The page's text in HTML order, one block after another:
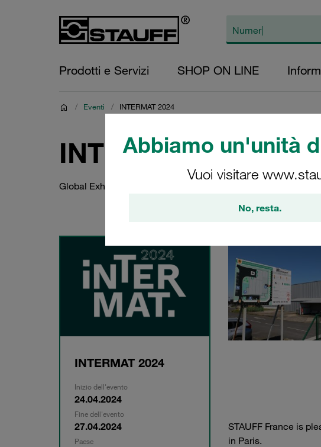
Abbiamo un'unità
Vuoi visitare
No, resta.
Prodotti e Servizi SHOP ON LINE
/ Eventi / INTERMAT 2024
INTERMAT 2024
Global Exhibition Industry Platform for Civil Engineering,
INTERMAT 2024
Inizio dell'evento
24.04.2024
Fine dell'evento
27.04.2024
Paese
STAUFF France is
in Paris.